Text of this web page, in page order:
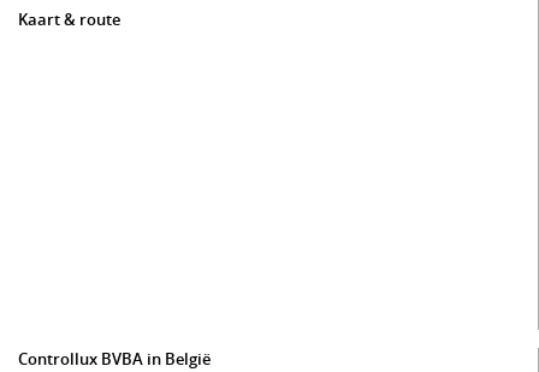
Kaart & route
Controllux BVBA in België